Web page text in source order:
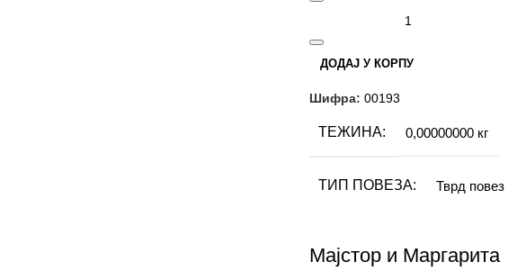
ДОДАЈ У КОРПУ
Шифра: 00193
ТЕЖИНА 0,00000000 кг
ТИП ПОВЕЗА Тврд повез
Мајстор и Маргарита